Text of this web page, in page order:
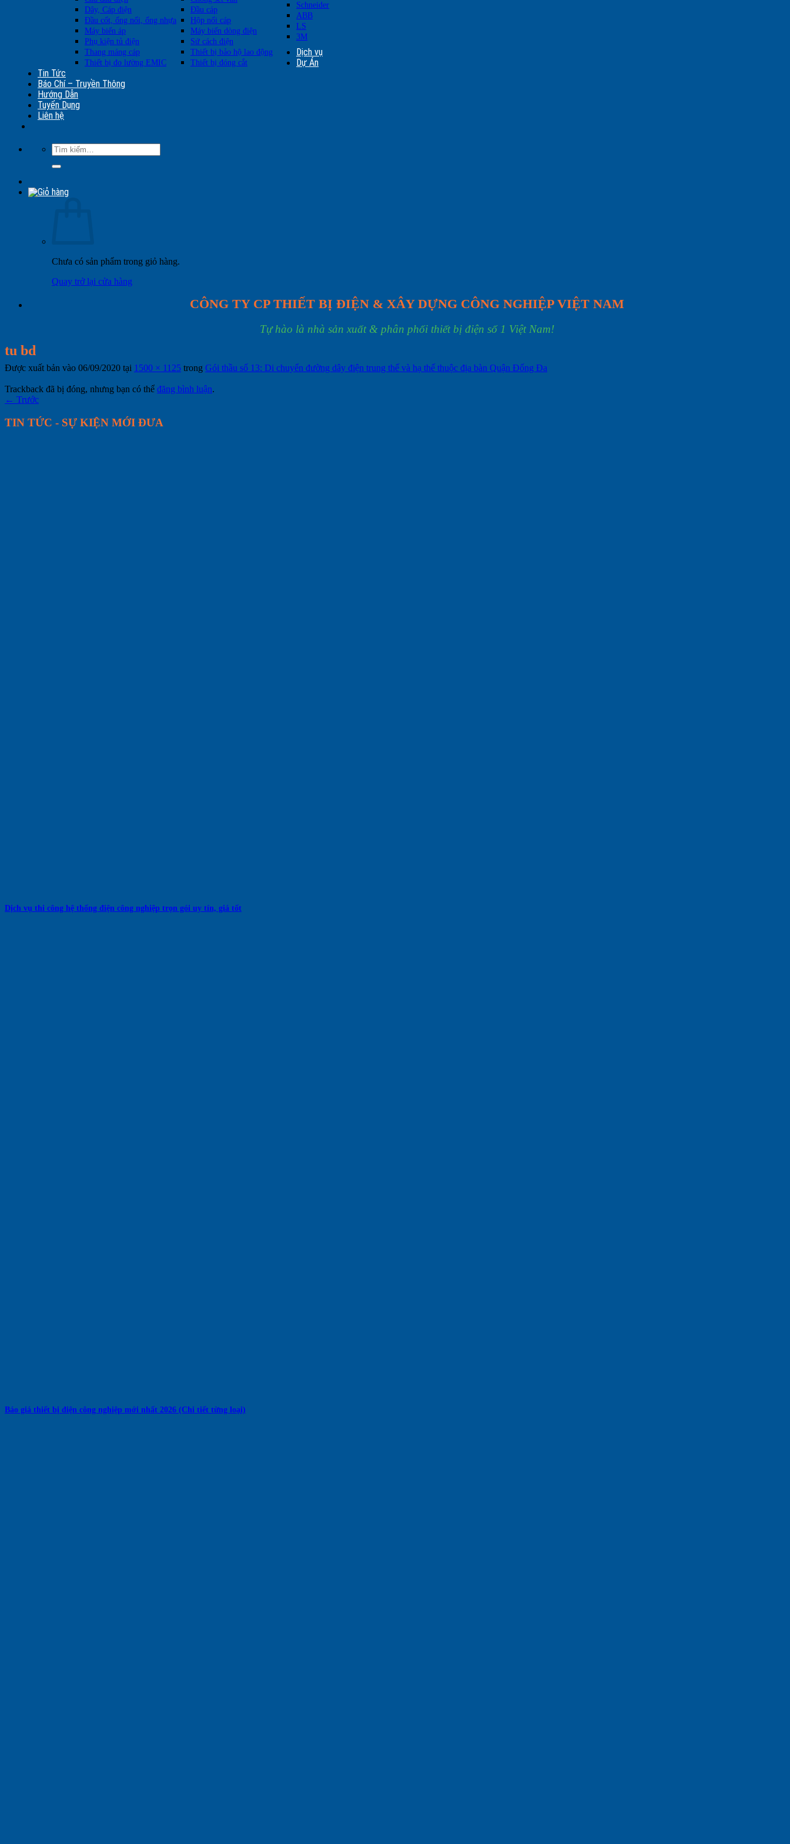
Dây, Cáp điện
Đầu cáp
Đầu cốt, ống nối, ống nhựa
Hộp nối cáp
Máy biến áp
Máy biến dòng điện
Phụ kiện tủ điện
Sứ cách điện
Thang máng cáp
Thiết bị bảo hộ lao động
Thiết bị đo lường EMIC
Thiết bị đóng cắt
Schneider
ABB
LS
3M
Dịch vụ
Dự Án
Tin Tức
Báo Chí – Truyền Thông
Hướng Dẫn
Tuyển Dụng
Liên hệ
Tìm
kiếm:
Chưa có sản phẩm trong giỏ hàng.
Quay trở lại cửa hàng
CÔNG TY CP THIẾT BỊ ĐIỆN & XÂY DỰNG CÔNG NGHIỆP VIỆT NAM
Tự hào là nhà sản xuất & phân phối thiết bị điện số 1 Việt Nam!
tu bd
Được xuất bản vào 06/09/2020 tại 1500 × 1125 trong Gói thầu số 13: Di chuyển đường dây điện trung thế và hạ thế thuộc địa bàn Quận Đống Đa
Trackback đã bị đóng, nhưng bạn có thể đăng bình luận.
← Trước
TIN TỨC - SỰ KIỆN MỚI ĐƯA
Dịch vụ thi công hệ thống điện công nghiệp trọn gói uy tín, giá tốt
Báo giá thiết bị điện công nghiệp mới nhất 2026 (Chi tiết từng loại)